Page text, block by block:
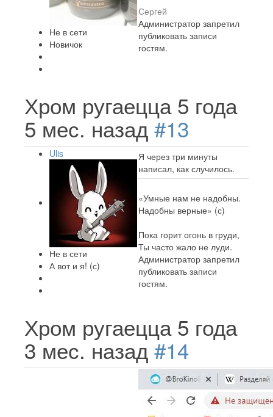
Не в сети
Новичок
Сергей
Администратор запретил
публиковать записи
гостям.
Хром ругаецца 5 года
5 мес. назад #13
Ulis
Не в сети
А вот и я! (с)
Я через три минуты
написал, как случилось.
«Умные нам не надобны.
Надобны верные» (с)
Пока горит огонь в груди,
Ты часто жало не луди.
Администратор запретил
публиковать записи
гостям.
Хром ругаецца 5 года
3 мес. назад #14